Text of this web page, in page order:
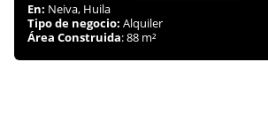
En: Neiva, Huila
Tipo de negocio: Alquiler
Área Construida: 88 m²